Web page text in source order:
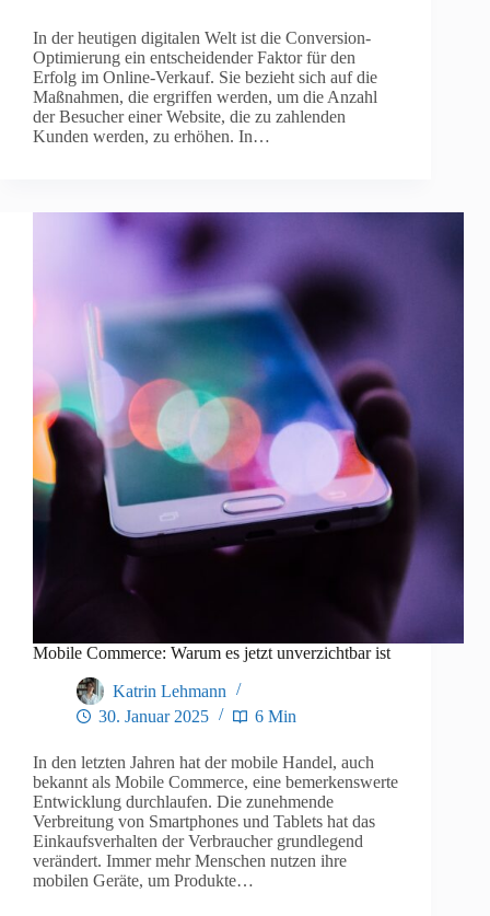
In der heutigen digitalen Welt ist die Conversion-
Optimierung ein entscheidender Faktor für den
Erfolg im Online-Verkauf. Sie bezieht sich auf die
Maßnahmen, die ergriffen werden, um die Anzahl
der Besucher einer Website, die zu zahlenden
Kunden werden, zu erhöhen. In…
Mobile Commerce: Warum es jetzt unverzichtbar ist
Katrin Lehmann
30. Januar 2025
6 Min
In den letzten Jahren hat der mobile Handel, auch
bekannt als Mobile Commerce, eine bemerkenswerte
Entwicklung durchlaufen. Die zunehmende
Verbreitung von Smartphones und Tablets hat das
Einkaufsverhalten der Verbraucher grundlegend
verändert. Immer mehr Menschen nutzen ihre
mobilen Geräte, um Produkte…